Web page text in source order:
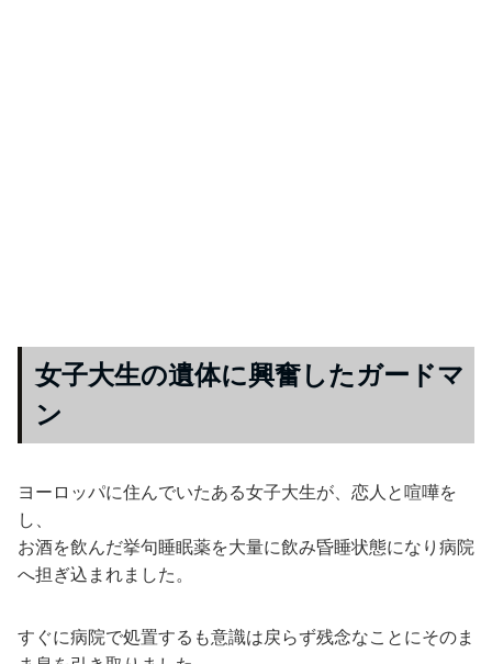
女子大生の遺体に興奮したガードマ
ン
ヨーロッパに住んでいたある女子大生が、恋人と喧嘩を
し、
お酒を飲んだ挙句睡眠薬を大量に飲み昏睡状態になり病院
へ担ぎ込まれました。
すぐに病院で処置するも意識は戻らず残念なことにそのま